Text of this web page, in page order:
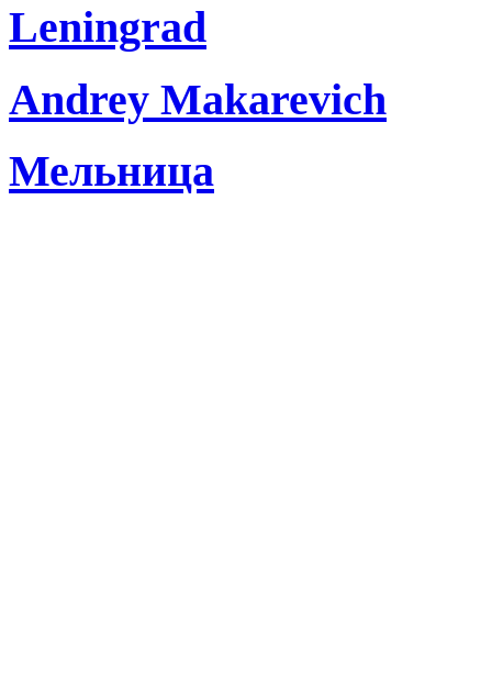
Leningrad
Andrey Makarevich
Мельница